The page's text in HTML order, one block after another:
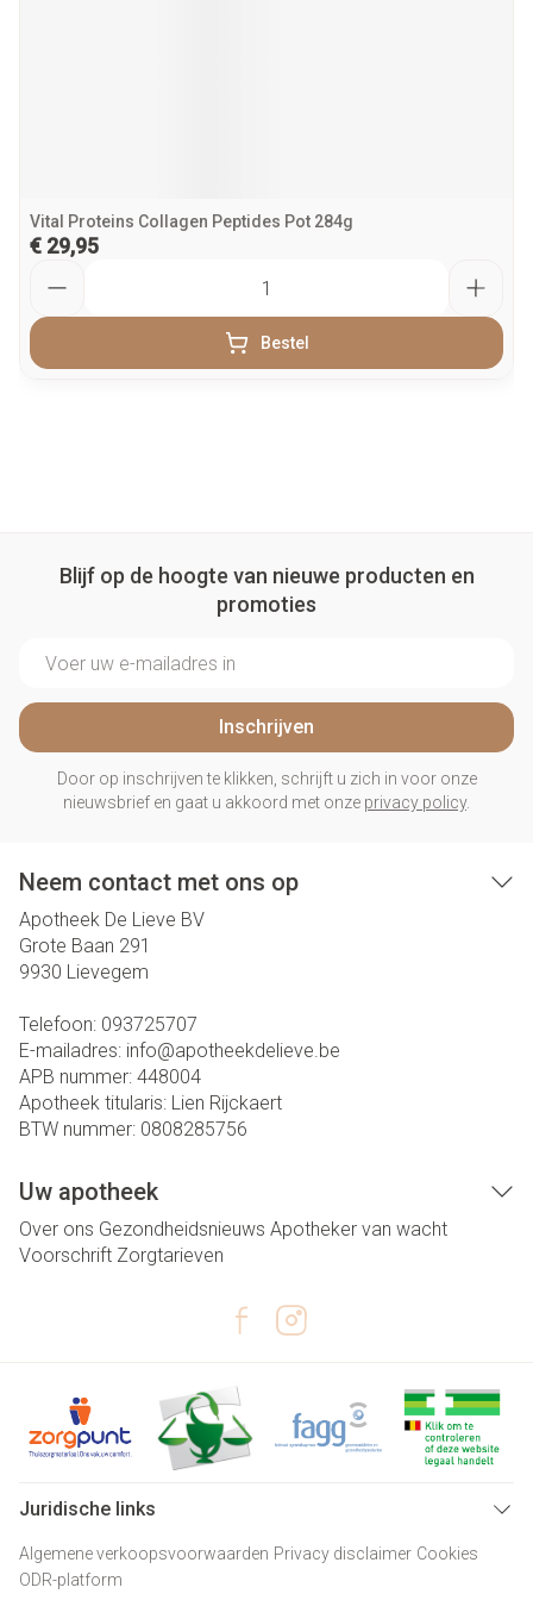
Vital Proteins Collagen Peptides Pot 284g
€ 29,95
Bestel
Blijf op de hoogte van nieuwe producten en
promoties
Inschrijven
Door op inschrijven te klikken, schrijft u zich in voor onze
nieuwsbrief en gaat u akkoord met onze privacy policy.
Neem contact met ons op
Apotheek De Lieve BV
Grote Baan 291
9930 Lievegem
Telefoon: 093725707
E-mailadres: info@apotheekdelieve.be
APB nummer: 448004
Apotheek titularis: Lien Rijckaert
BTW nummer: 0808285756
Uw apotheek
Over ons Gezondheidsnieuws Apotheker van wacht
Voorschrift Zorgtarieven
Juridische links
Algemene verkoopsvoorwaarden Privacy disclaimer Cookies
ODR-platform